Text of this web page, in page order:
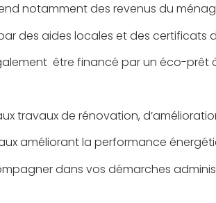
notamment des revenus du
des aides locales et des certificats
être financé par un éco-prêt
travaux de rénovation,
améliorant la performance
dans vos démarches